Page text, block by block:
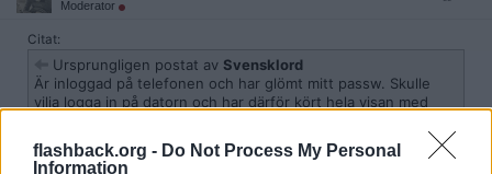
flashback.org - Do Not Process My Personal
Information
Moderator
Citat:
Ursprungligen postat av Svensklord
Är inloggad på telefonen och har glömt mitt passw. Skulle
vilja logga in på datorn och har därför kört hela visan med